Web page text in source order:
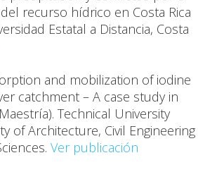
recurso hídrico en Costa Rica
Estatal a Distancia, Costa
and mobilization of iodine
catchment – A case study in
Technical University
of Architecture, Civil Engineering
Ver publicación